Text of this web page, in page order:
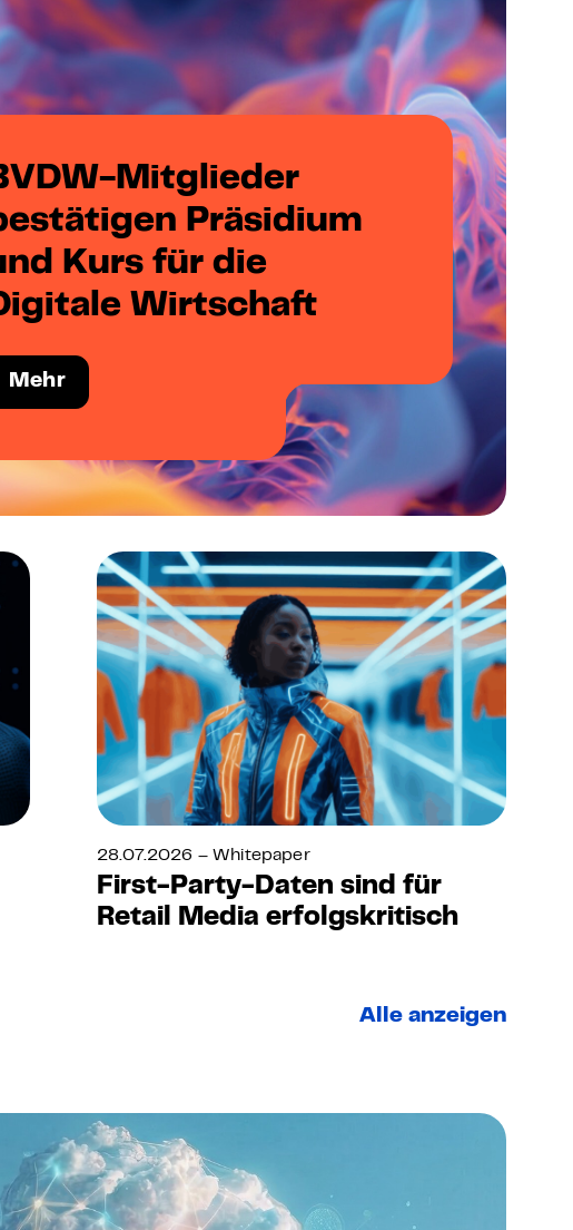
Mitglieder
Präsidium
Kurs für die
Wirtschaft
Mehr
28.07.2026 – Whitepaper
First-Party-Daten sind für
Retail Media erfolgskritisch
Alle anzeigen